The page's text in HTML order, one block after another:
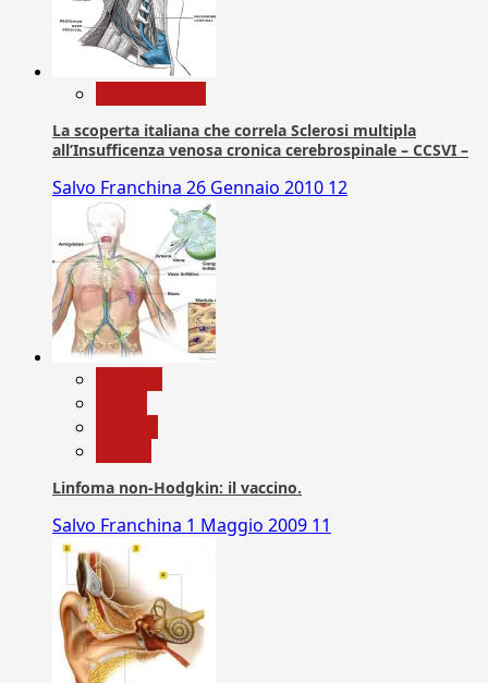
La scoperta italiana che correla Sclerosi multipla
all’Insufficenza venosa cronica cerebrospinale – CCSVI –
Salvo Franchina 26 Gennaio 2010 12
Linfoma non-Hodgkin: il vaccino.
Salvo Franchina 1 Maggio 2009 11